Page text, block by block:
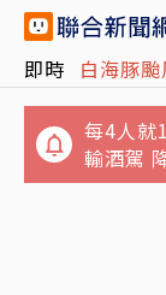
即時 白海豚颱
每4人就
輸酒駕